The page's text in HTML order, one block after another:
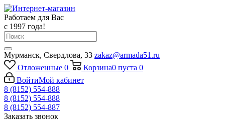
Работаем для Вас
с 1997 года!
Мурманск, Свердлова, 33 zakaz@armada51.ru
Отложенные 0 Корзина0 пуста 0
ВойтиМой кабинет
8 (8152) 554-888
8 (8152) 554-888
8 (8152) 554-887
Заказать звонок